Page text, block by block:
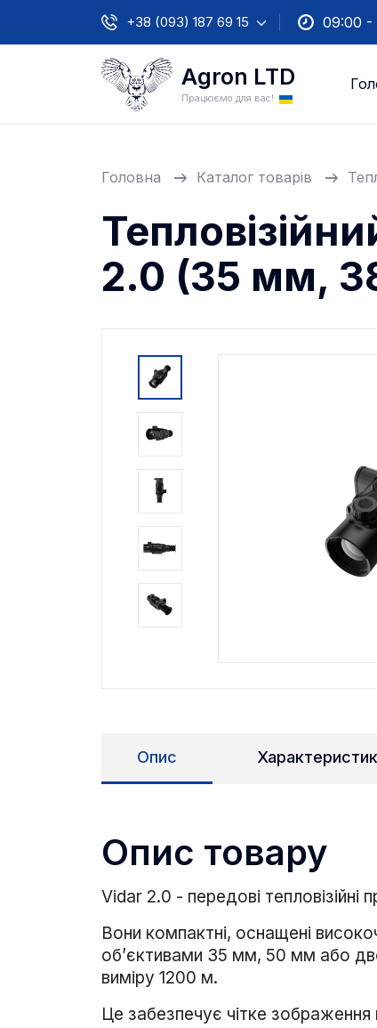
+38 (093) 187 69 15 09:00 -
Agron LTD
Працюємо для вас!
Головна Каталог товарів
2.0 (35 мм,
Опис
Опис товару
Vidar 2.0 - передові тепловізійні
Вони компактні, оснащені
об’єктивами 35 мм, 50 мм або
виміру 1200 м.
Це забезпечує чітке